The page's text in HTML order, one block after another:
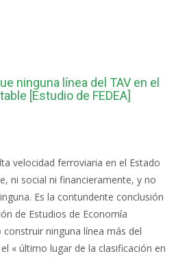
ninguna línea del TAV en el
[Estudio de FEDEA]
velocidad ferroviaria en el Estado
ni social ni financieramente, y no
Es la contundente conclusión
de Estudios de Economía
ninguna línea más del
« último lugar de la clasificación en